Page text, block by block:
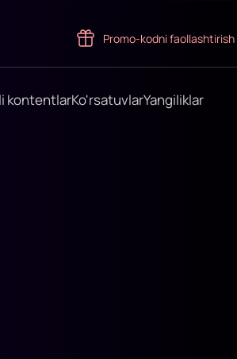
Promo-kodni faollashtirish
kontentlarKo'rsatuvlarYangiliklar